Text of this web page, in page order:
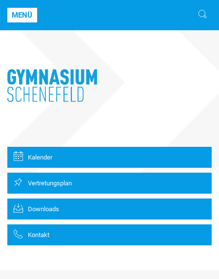
MENÜ
Kalender
Vertretungsplan
Downloads
Kontakt